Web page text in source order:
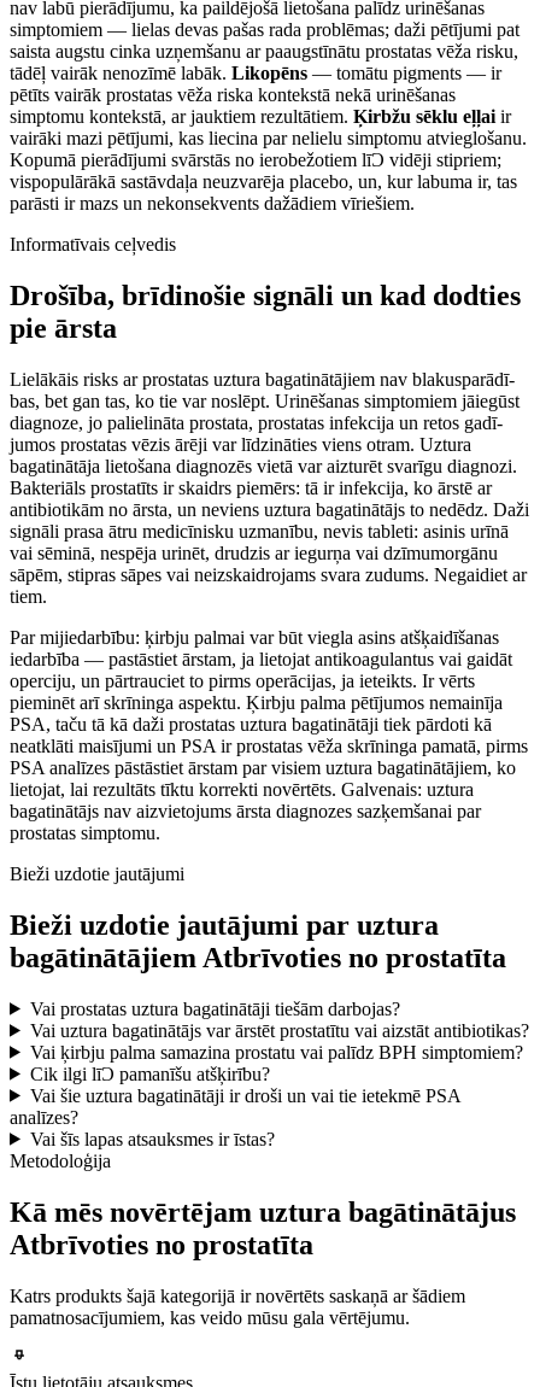
nav labū pierādījumu, ka paildējošā lietošana palīdz urinēšanas
simptomiem — lielas devas pašas rada problēmas; daži pētījumi pat
saista augstu cinka uzņemšanu ar paaugstīnātu prostatas vēža risku,
tādēļ vairāk nenozīmē labāk. Likopēns — tomātu pigments — ir
pētīts vairāk prostatas vēža riska kontekstā nekā urinēšanas
simptomu kontekstā, ar jauktiem rezultātiem. Ķirbžu sēklu eļļai ir
vairāki mazi pētījumi, kas liecina par nelielu simptomu atvieglošanu.
Kopumā pierādījumi svārstās no ierobežotiem līƆ vidēji stipriem;
vispopulārākā sastāvdaļa neuzvarēja placebo, un, kur labuma ir, tas
parāsti ir mazs un nekonsekvents dažādiem vīriešiem.
Informatīvais ceļvedis
Drošība, brīdinošie signāli un kad dodties
pie ārsta
Lielākāis risks ar prostatas uztura bagatinātājiem nav blakusparādī­
bas, bet gan tas, ko tie var noslēpt. Urinēšanas simptomiem jāiegūst
diagnoze, jo palielināta prostata, prostatas infek­cija un retos gadī­
jumos prostatas vēzis ārēji var lī­dzināties viens otram. Uztura
bagatinātāja lietošana diagnozēs vietā var aizturēt svarīgu diagnozi.
Bakteriāls prostatīts ir skaidrs piemērs: tā ir infek­cija, ko ārstē ar
antibiotikām no ārsta, un neviens uztura bagatinātājs to nedēdz. Daži
signāli prasa ātru medicīnisku uzmanību, nevis tableti: asinis urīnā
vai sēminā, nespēja urinēt, drudzis ar iegurņa vai dzīmumorgānu
sāpēm, stipras sāpes vai neizskaidrojams svara zudums. Negaidiet ar
tiem.
Par mijiedarbību: ķirbju palmai var būt viegla asins atšķaidī­ša­nas
iedarbī­ba — pastāstiet ārstam, ja lietojat antikoagulantus vai gaidāt
operciju, un pārtrauciet to pirms operācijas, ja ieteikts. Ir vērts
pieminēt arī skrīninga aspektu. Ķirbju palma pētījumos nemainīja
PSA, taču tā kā daži prostatas uztura bagatinātāji tiek pārdoti kā
neatklāti maisī­jumi un PSA ir prostatas vēža skrīninga pam­atā, pirms
PSA analīzes pāstāstiet ārstam par visiem uztura bagatinātājiem, ko
lie­tojat, lai rezultāts tīktu kor­rekti novērtēts. Galvenais: uztura
bagatinātājs nav aizvietojums ārsta diagnozes sazķemšanai par
prostatas simptomu.
Bieži uzdotie jautājumi
Bieži uzdotie jautājumi par uztura
bagātinātājiem Atbrīvoties no prostatīta
Vai prostatas uztura bagatinātāji tiešām darbojas?
Vai uztura bagatinātājs var ārstēt prostatītu vai aizstāt antibiotikas?
Vai ķirbju palma samazina prostatu vai palīdz BPH simptomiem?
Cik ilgi līƆ pamanīšu atšķirību?
Vai šie uztura bagatinātāji ir droši un vai tie ietekmē PSA
analīzes?
Vai šīs lapas atsauksmes ir īstas?
Metodoloģija
Kā mēs novērtējam uztura bagātinātājus
Atbrīvoties no prostatīta
Katrs produkts šajā kategorijā ir novērtēts saskaņā ar šādiem
pamatnosacījumiem, kas veido mūsu gala vērtējumu.
Īstu lietotāju atsauksmes